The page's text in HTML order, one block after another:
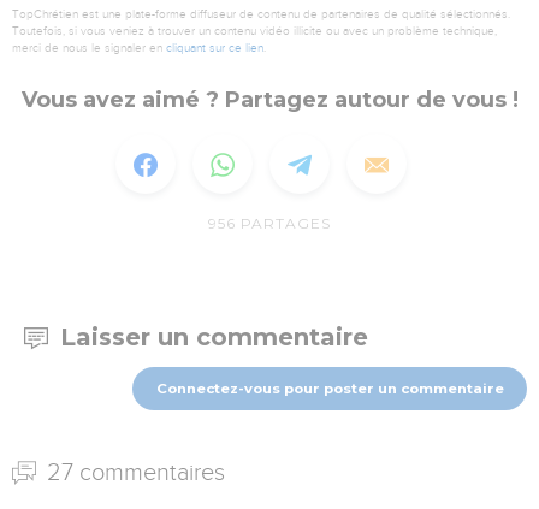
TopChrétien est une plate-forme diffuseur de contenu de partenaires de qualité sélectionnés.
Toutefois, si vous veniez à trouver un contenu vidéo illicite ou avec un problème technique,
merci de nous le signaler en cliquant sur ce lien.
Vous avez aimé ? Partagez autour de vous !
956 PARTAGES
Laisser un commentaire
Connectez-vous pour poster un commentaire
27 commentaires